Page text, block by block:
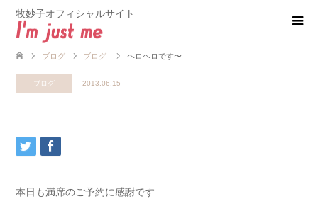
牧妙子オフィシャルサイト
ブログ ブログ ヘロヘロです〜
ブログ 2013.06.15
本日も満席のご予約に感謝です